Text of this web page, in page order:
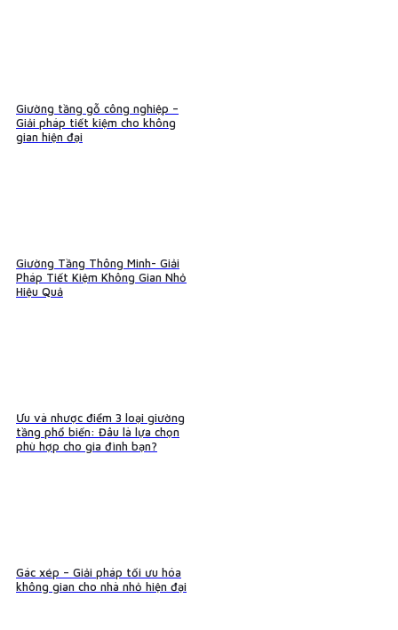
Giường tầng gỗ công nghiệp –
Giải pháp tiết kiệm cho không
gian hiện đại
Giường Tầng Thông Minh- Giải
Pháp Tiết Kiệm Không Gian Nhỏ
Hiệu Quả
Ưu và nhược điểm 3 loại giường
tầng phổ biến: Đâu là lựa chọn
phù hợp cho gia đình bạn?
Gác xép – Giải pháp tối ưu hóa
không gian cho nhà nhỏ hiện đại